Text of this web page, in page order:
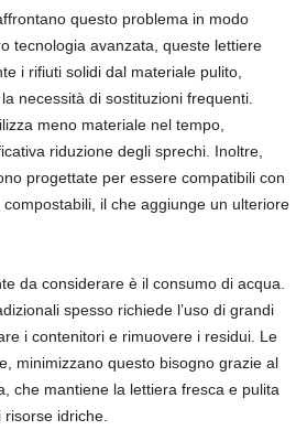
questo problema in modo
tecnologia avanzata, queste lettiere
i rifiuti solidi dal materiale pulito,
necessità di sostituzioni frequenti.
meno materiale nel tempo,
riduzione degli sprechi. Inoltre,
progettate per essere compatibili con
il che aggiunge un ulteriore
da considerare è il consumo di acqua.
spesso richiede l’uso di grandi
i contenitori e rimuovere i residui. Le
minimizzano questo bisogno grazie al
che mantiene la lettiera fresca e pulita
idriche.